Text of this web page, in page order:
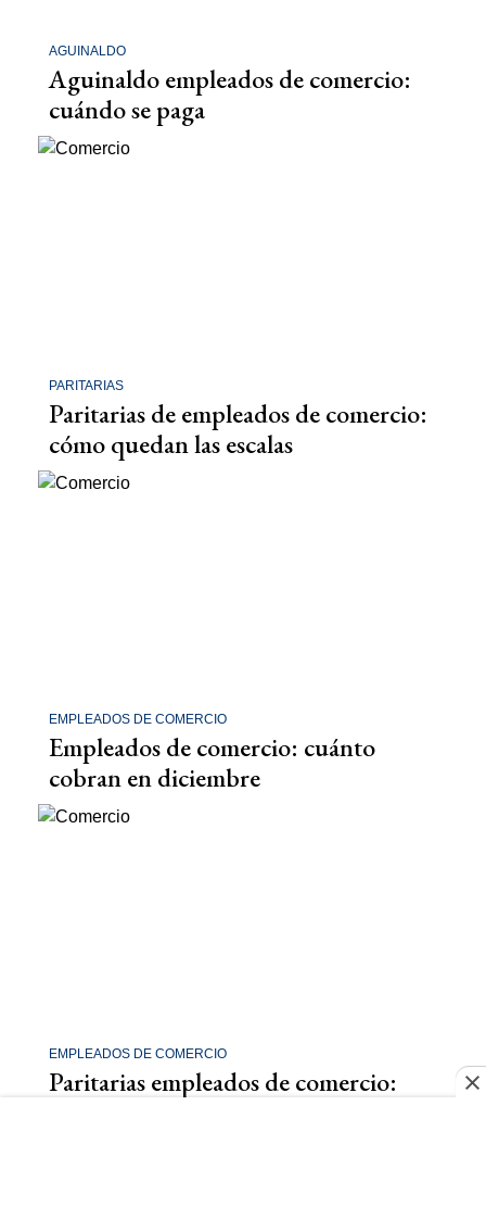
AGUINALDO
Aguinaldo empleados de comercio:
cuándo se paga
PARITARIAS
Paritarias de empleados de comercio:
cómo quedan las escalas
EMPLEADOS DE COMERCIO
Empleados de comercio: cuánto
cobran en diciembre
EMPLEADOS DE COMERCIO
Paritarias empleados de comercio: